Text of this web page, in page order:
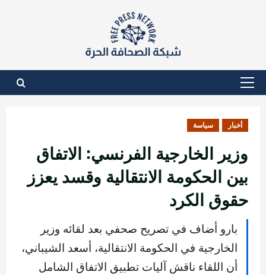
القائمة
أخبار سياسة
وزير الخارجية الفرنسي: الاتفاق
بين الحكومة الانتقالية وقسد يعزز
حقوق الكرد
بارو أضاف في تصريح صحفي بعد لقائه وزير
الخارجية في الحكومة الانتقالية، أسعد الشيباني،
أن اللقاء ناقش آليات تطبيق الاتفاق الشامل